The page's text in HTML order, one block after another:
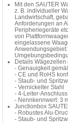
Mit den SAUTER
z. B. individueller
Landwirtschaft,
Anforderungen an
Peripheriegeräte
von
eingelassene
Details Wägezellen
- Genauigkeit
- CE und RoHS
- Staub- und
- Vernickelter Stahl
- 4-Leiter-Anschluss
- Nennkennwert: 3
Junctionbox
- Robustes Alu-
- Staub- und